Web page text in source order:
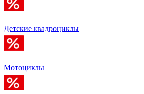
Детские квадроциклы
Мотоциклы